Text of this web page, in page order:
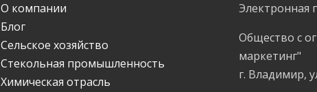
О компании
Блог
Сельское хозяйство
Стекольная промышленность
Химическая отрасль
Электронная
Общество с
маркетинг"
г. Владимир,